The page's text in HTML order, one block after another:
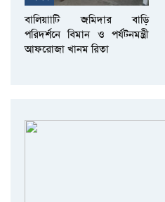
বালিয়াাটি জমিদার বাড়ি
পরিদর্শনে বিমান ও পর্যটনমন্ত্রী
আফরোজা খানম রিতা